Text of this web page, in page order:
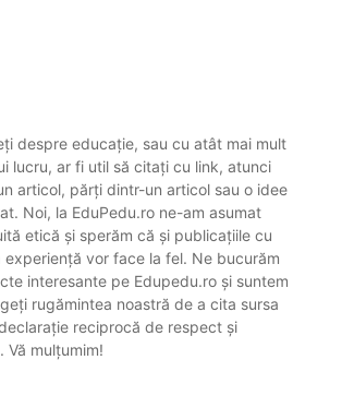
despre educație, sau cu atât mai mult
lucru, ar fi util să citați cu link, atunci
articol, părți dintr-un articol sau o idee
Noi, la EduPedu.ro ne-am asumat
etică și sperăm că și publicațiile cu
experiență vor face la fel. Ne bucurăm
interesante pe Edupedu.ro și suntem
rugămintea noastră de a cita sursa
reciprocă de respect și
Vă mulțumim!